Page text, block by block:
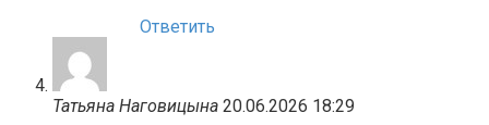
Ответить
Татьяна Наговицына 20.06.2026 18:29